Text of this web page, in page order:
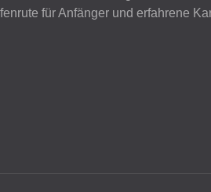
für Anfänger und erfahrene